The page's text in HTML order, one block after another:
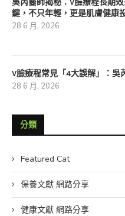
吳芮醫師揭秘：V臉療程長期
鍵，不只年輕，更是肌膚健康
28 6 月, 2026
V臉療程常見「4大誤解」：吳
28 6 月, 2026
分類
Featured Cat
保養文獻 網路分享
健康文獻 網路分享